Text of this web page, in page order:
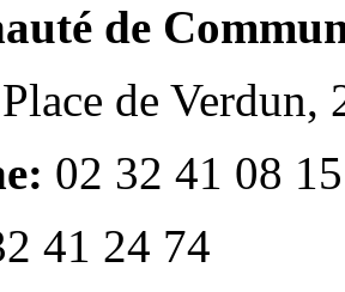
de
Place de Verdun,
02 32 41 08 15
41 24 74